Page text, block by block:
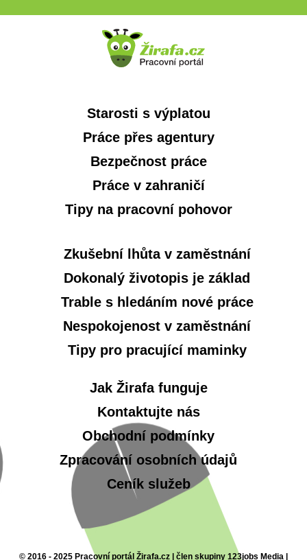
Starosti s výplatou
Práce přes agentury
Bezpečnost práce
Práce v zahraničí
Tipy na pracovní pohovor
Zkušební lhůta v zaměstnání
Dokonalý životopis je základ
Trable s hledáním nové práce
Nespokojenost v zaměstnání
Tipy pro pracující maminky
Jak Žirafa funguje
Kontaktujte nás
Obchodní podmínky
Zpracování osobních údajů
Ceník služeb
© 2016 - 2025 Pracovní portál Žirafa.cz | člen skupiny 123jobs Media |